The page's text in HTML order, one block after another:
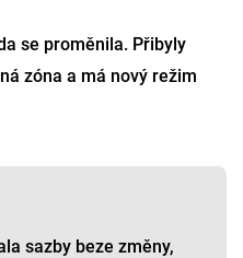
se proměnila. Přibyly
zóna a má nový režim
sazby beze změny,